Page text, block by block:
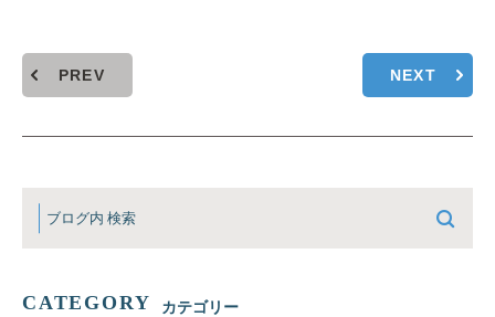
PREV NEXT
CATEGORY カテゴリー